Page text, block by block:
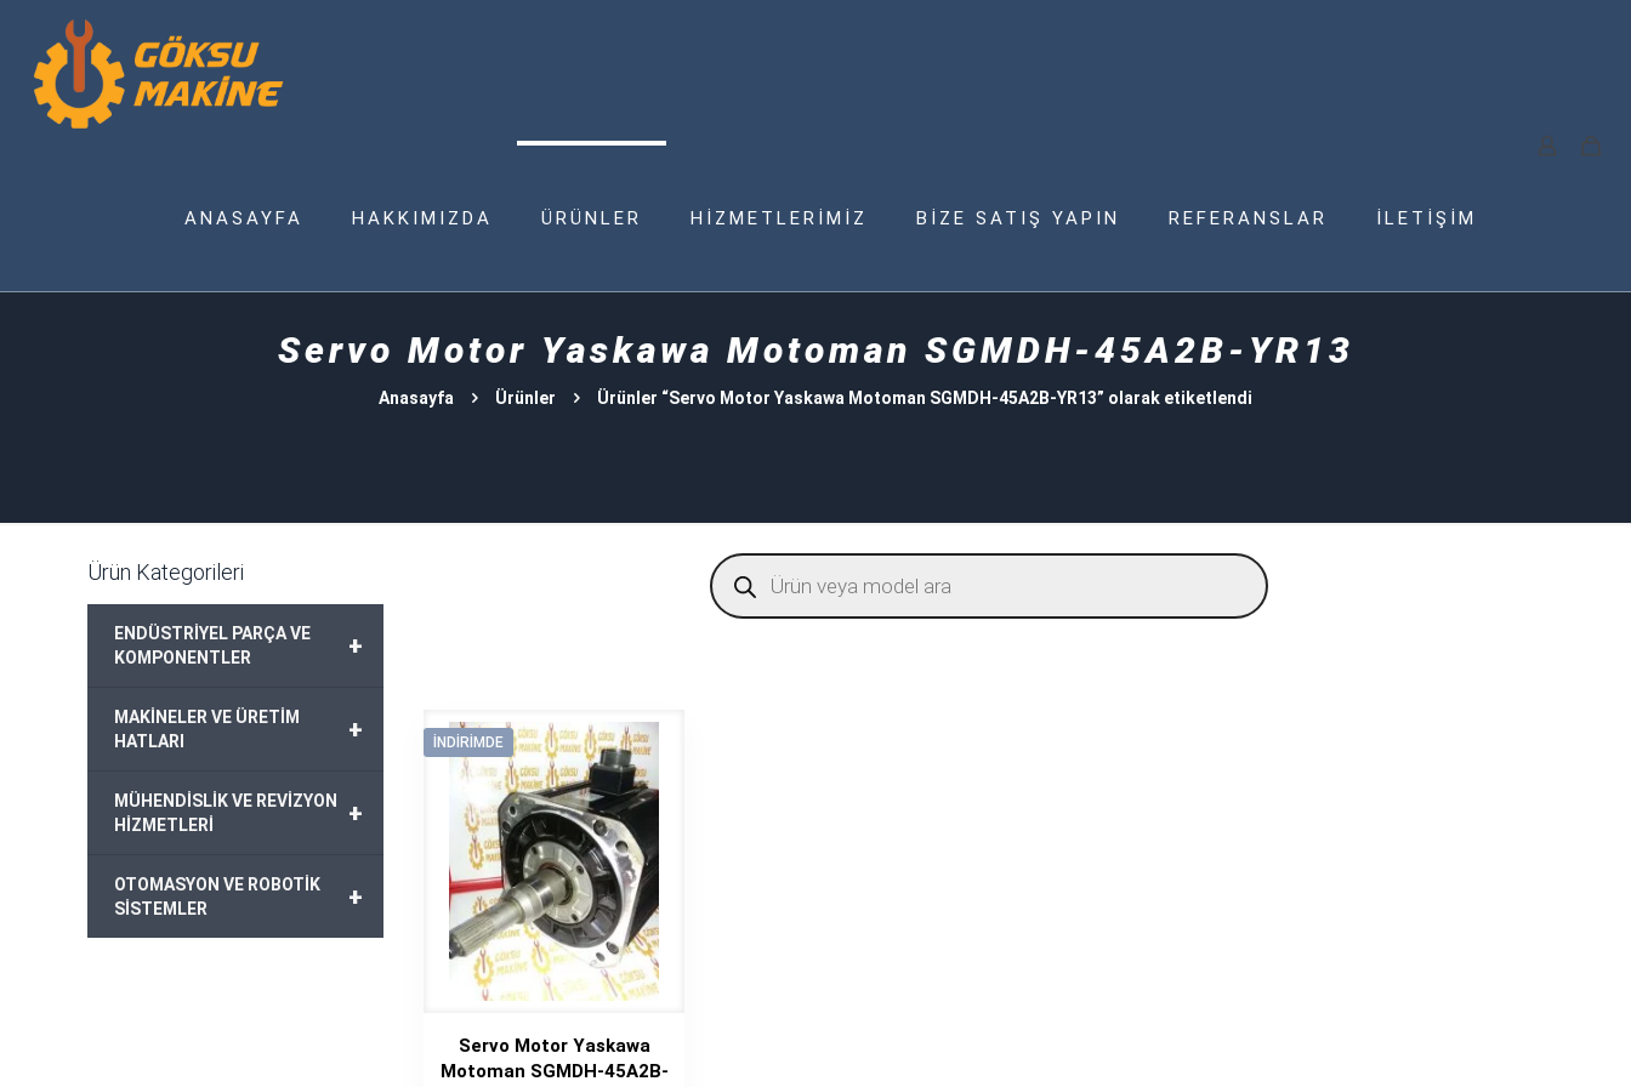
ANASAYFA HAKKIMIZDA ÜRÜNLER HİZMETLERİMİZ BİZE SATIŞ YAPIN REFERANSLAR İLETİŞİM
Servo Motor Yaskawa Motoman SGMDH-45A2B-YR13
Anasayfa Ürünler Ürünler “Servo Motor Yaskawa Motoman SGMDH-45A2B-YR13” olarak etiketlendi
Products
search
İNDIRIMDE
Servo Motor Yaskawa
Motoman SGMDH-45A2B-
Ürün Kategorileri
+
ENDÜSTRİYEL PARÇA VE
KOMPONENTLER
+
MAKİNELER VE ÜRETİM
HATLARI
+
MÜHENDİSLİK VE REVİZYON
HİZMETLERİ
+
OTOMASYON VE ROBOTİK
SİSTEMLER